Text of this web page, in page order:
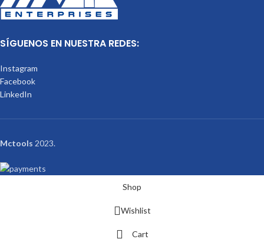
SÍGUENOS EN NUESTRA REDES:
Instagram
Facebook
LinkedIn
Mctools 2023.
Shop
Wishlist
Cart